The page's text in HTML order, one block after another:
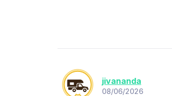
jivananda
08/06/2026